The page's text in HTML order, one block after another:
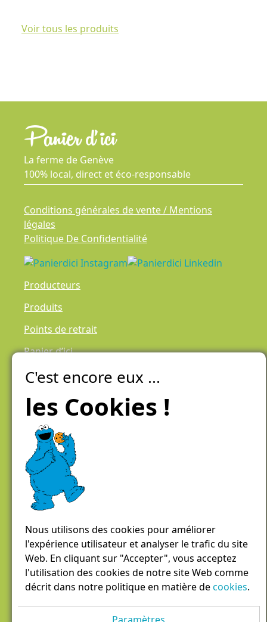
Voir tous les produits
La ferme de Genève
100% local, direct et éco-responsable
Conditions générales de vente / Mentions
légales
Politique De Confidentialité
Producteurs
Produits
Points de retrait
Panier d’ici
Laiteries Réunies Genève
Créer mon compte
Chemin des Aulx 6,
1228 Plan-les-Ouates
Case postale 1055
1211 Genève 26
022 884 81 81
panierdici@lrgg.ch
C'est encore eux ...
les Cookies !
Nous utilisons des cookies pour améliorer
l'expérience utilisateur et analyser le trafic du site
Web. En cliquant sur "Accepter", vous acceptez
l'utilisation des cookies de notre site Web comme
décrit dans notre politique en matière decookies.